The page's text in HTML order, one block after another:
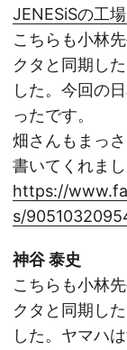
JENESiSの工
こちらも小林
クタと同期し
した。今回の
ったです。
畑さんもまっ
書いてくれまし
https://
s/
神谷 泰史
こちらも小林
クタと同期し
した。ヤマハ